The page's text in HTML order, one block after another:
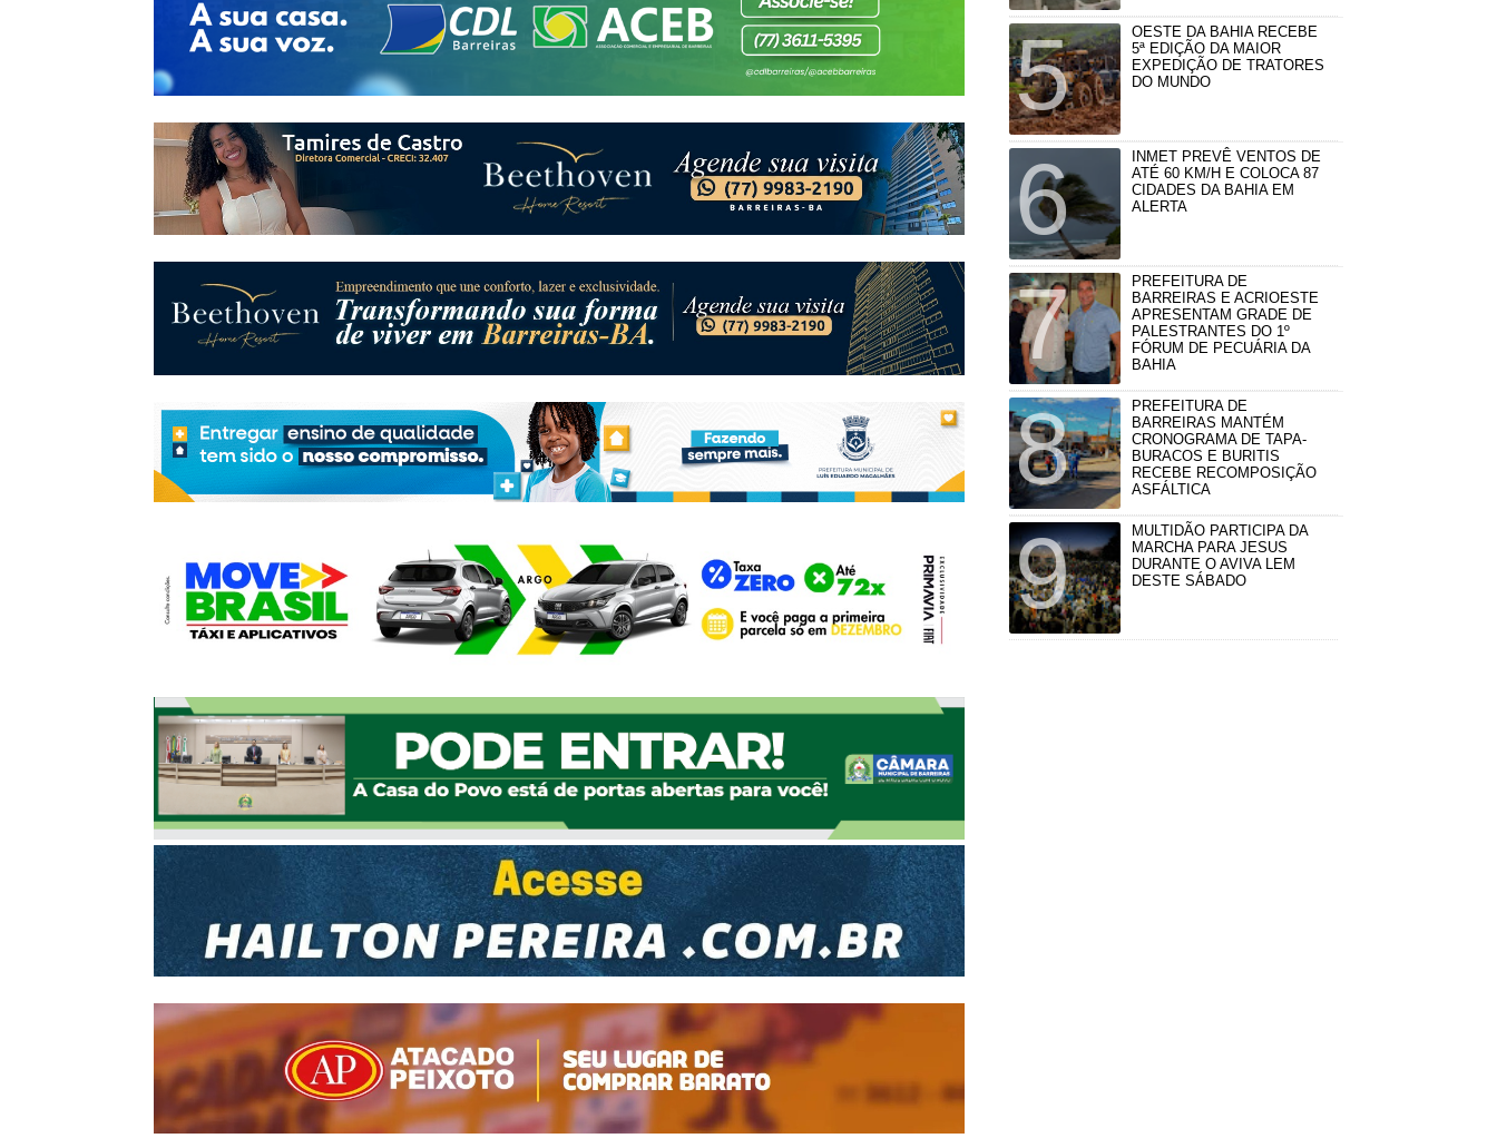
OESTE DA BAHIA RECEBE
5ª EDIÇÃO DA MAIOR
EXPEDIÇÃO DE TRATORES
DO MUNDO
INMET PREVÊ VENTOS DE
ATÉ 60 KM/H E COLOCA 87
CIDADES DA BAHIA EM
ALERTA
PREFEITURA DE
BARREIRAS E ACRIOESTE
APRESENTAM GRADE DE
PALESTRANTES DO 1º
FÓRUM DE PECUÁRIA DA
BAHIA
PREFEITURA DE
BARREIRAS MANTÉM
CRONOGRAMA DE TAPA-
BURACOS E BURITIS
RECEBE RECOMPOSIÇÃO
ASFÁLTICA
MULTIDÃO PARTICIPA DA
MARCHA PARA JESUS
DURANTE O AVIVA LEM
DESTE SÁBADO